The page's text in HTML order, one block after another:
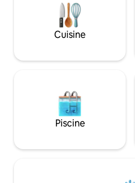
contre les étoiles. Apportez votre canne
à pêche, des guimauves et
lecture préférée. Nous nous
occuperons du reste.
Cuisine
Piscine